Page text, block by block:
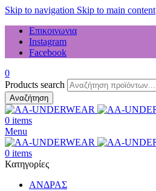
Skip to navigation Skip to main content
Επικοινωνια
Instagram
Facebook
0
Products search
Αναζήτηση
0 items
Menu
0 items
Κατηγορίες
ΑΝΔΡΑΣ